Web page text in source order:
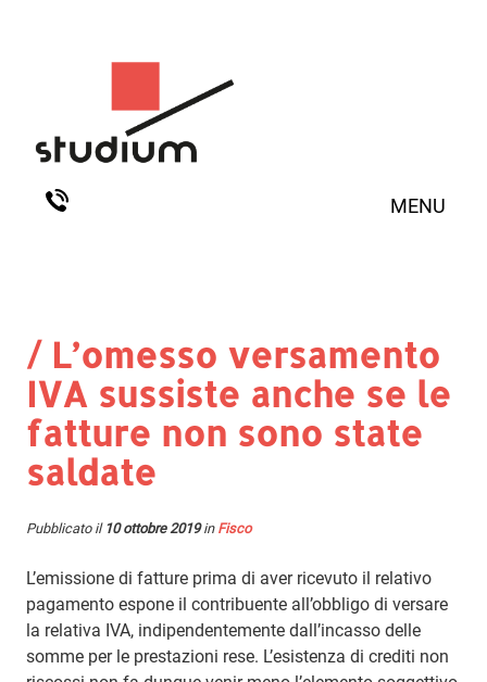
MENU
/ L’omesso versamento
IVA sussiste anche se le
fatture non sono state
saldate
Pubblicato il 10 ottobre 2019in Fisco
L’emissione di fatture prima di aver ricevuto il relativo
pagamento espone il contribuente all’obbligo di versare
la relativa IVA, indipendentemente dall’incasso delle
somme per le prestazioni rese. L’esistenza di crediti non